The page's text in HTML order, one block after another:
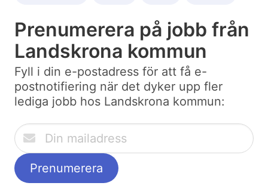
Prenumerera på jobb från
Landskrona kommun
Fyll i din e-postadress för att få e-
postnotifiering när det dyker upp fler
lediga jobb hos Landskrona kommun: